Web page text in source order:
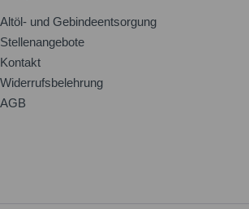
Altöl- und Gebindeentsorgung
Stellenangebote
Kontakt
Widerrufsbelehrung
AGB